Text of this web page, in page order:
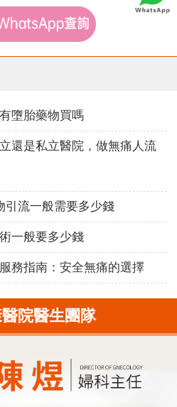
墮胎藥物買嗎
還是私立醫院，做無痛人流
引流一般需要多少錢
一般要多少錢
務指南：安全無痛的選擇
院醫生團隊